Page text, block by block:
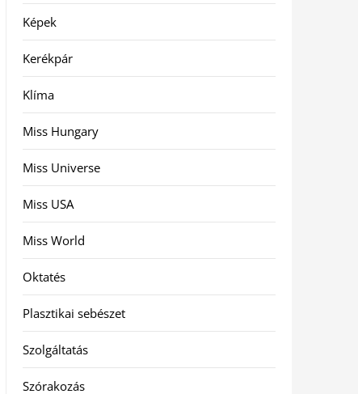
Képek
Kerékpár
Klíma
Miss Hungary
Miss Universe
Miss USA
Miss World
Oktatés
Plasztikai sebészet
Szolgáltatás
Szórakozás